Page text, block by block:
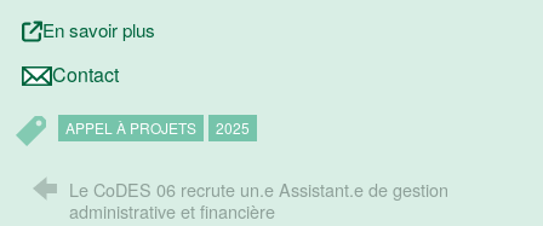
En savoir plus
Contact
APPEL À PROJETS 2025
Le CoDES 06 recrute un.e Assistant.e de gestion
administrative et financière